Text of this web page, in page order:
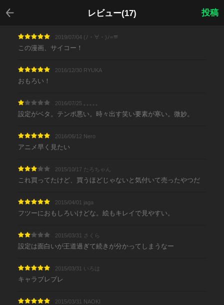
レビュー(17)
戻る
投稿
2019/07/04 (ﾉ・∀・)ﾉ=〓
この漫画、サイコー！
2016/12/30 RYUKA
おもろい！
2016/07/25 ｡｡｡｡｡
設定がベタ。テンポ悪い。時々出す笑い要素が寒い。微妙。
2016/06/12 Nero
アニメ早く見たい
2015/10/17 たろちゃん
これ買ってたけど、買うほどじゃないと気付いて売ったやつだ
2015/04/01 jaga
フツーにおもしろいけどな。絵もキレイで見やすい。
2015/03/31 さくら
設定は面白いが王道過ぎて続きが分かってしまうなー
2015/03/31 いろは
キャラブレブレ
2015/03/31 NAOKI